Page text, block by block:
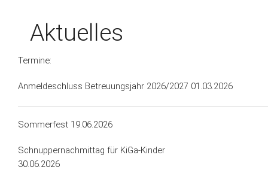
Aktuelles
Termine:
Anmeldeschluss Betreuungsjahr 2026/2027 01.03.2026
Sommerfest 19.06.2026
Schnuppernachmittag für KiGa-Kinder
30.06.2026